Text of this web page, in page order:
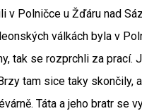
v Polničce u Žďáru nad
válkách byla v
tak se rozprchli za prací.
tam sice taky skončily,
Táta a jeho bratr se